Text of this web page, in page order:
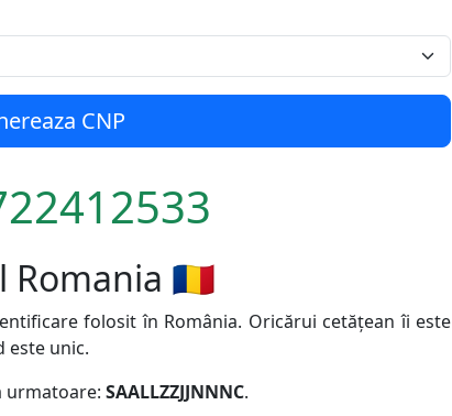
CNP
Romania 🇷🇴
folosit în România. Oricărui cetățean îi este
este unic.
urmatoare: SAALLZZJJNNNC.